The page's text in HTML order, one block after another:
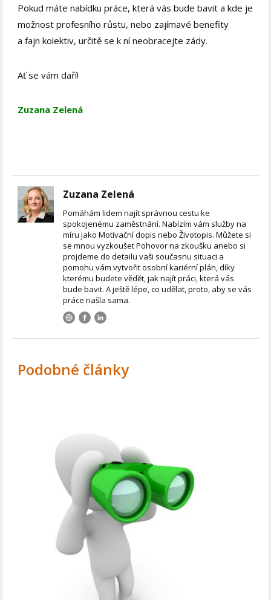
Pokud máte nabídku práce, která vás bude bavit a kde je
možnost profesního růstu, nebo zajímavé benefity
a fajn kolektiv, určitě se k ní neobracejte zády.
Ať se vám daří!
Zuzana Zelená
Zuzana Zelená
Pomáhám lidem najít správnou cestu ke
spokojenému zaměstnání. Nabízím vám služby na
míru jako Motivační dopis nebo Životopis. Můžete si
se mnou vyzkoušet Pohovor na zkoušku anebo si
projdeme do detailu vaši současnu situaci a
pomohu vám vytvořit osobní kariérní plán, díky
kterému budete vědět, jak najít práci, která vás
bude bavit. A ještě lépe, co udělat, proto, aby se vás
práce našla sama.
Podobné články